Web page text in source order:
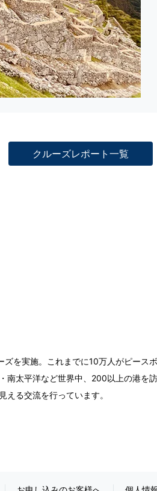
クルーズレポート一覧
を実施。これまでに10万人がピース
南太平洋など世界中、200以上の港を
る交流を行っています。